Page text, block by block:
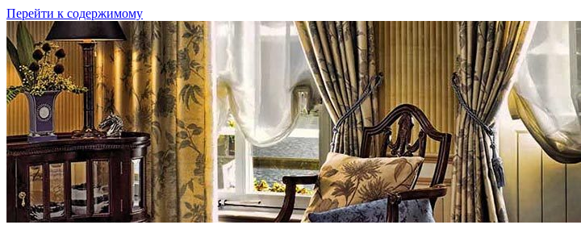
Перейти к содержимому